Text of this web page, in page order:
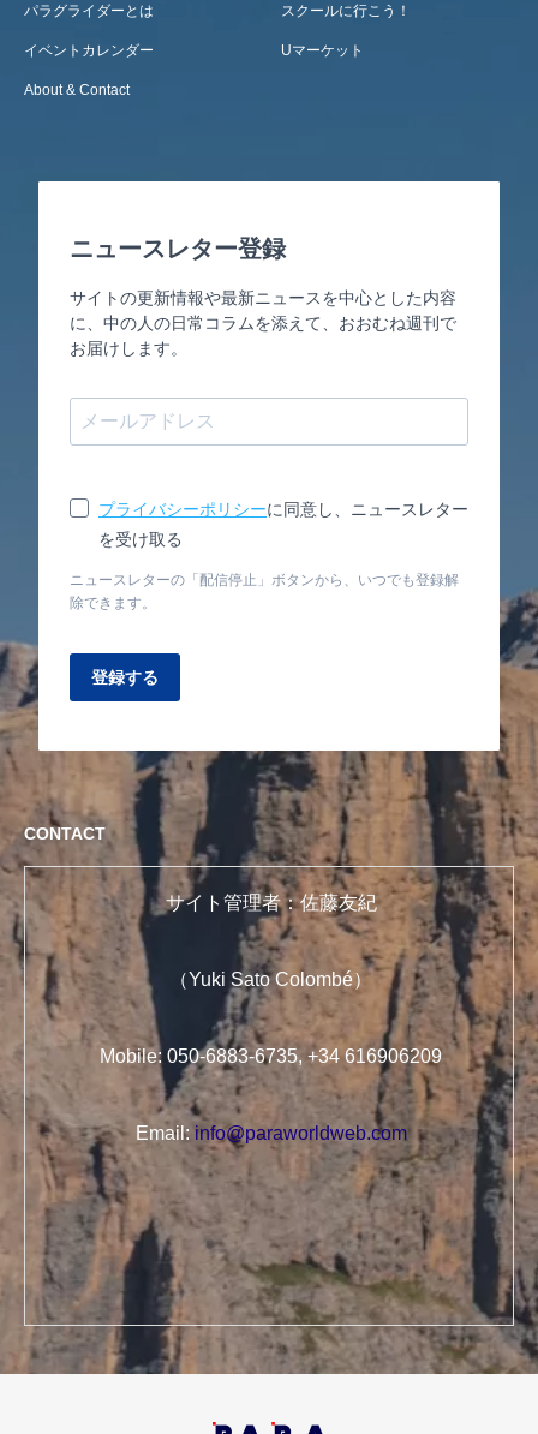
パラグライダーとは スクールに行こう！
イベントカレンダー Uマーケット
About & Contact
ニュースレター登録
サイトの更新情報や最新ニュースを中心とした内容
に、中の人の日常コラムを添えて、おおむね週刊で
お届けします。
プライバシーポリシーに同意し、ニュースレター
を受け取る
ニュースレターの「配信停止」ボタンから、いつでも登録解
除できます。
登録する
CONTACT
サイト管理者：佐藤友紀
（Yuki Sato Colombé）
Mobile: 050-6883-6735, +34 616906209
Email: info@paraworldweb.com